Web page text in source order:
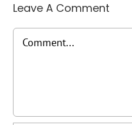
Leave A Comment
Comment